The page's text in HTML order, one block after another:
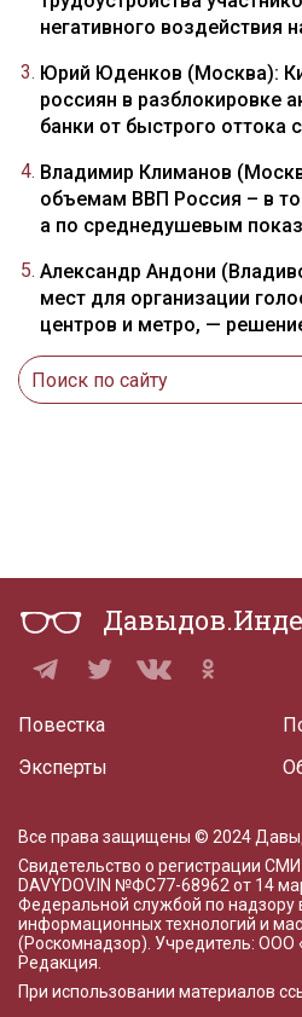
негативного воздействия
Юрий Юденков (Москва):
россиян в разблокировке
банки от быстрого оттока
Владимир Климанов
объемам ВВП Россия – в
а по среднедушевым
Александр Андони
мест для организации
центров и метро, —
Повестка
Эксперты
Все права защищены © 2024
Свидетельство о регистрации
DAVYDOV.IN №ФС77-68962 от 14
Федеральной службой по надзору
информационных технологий и
(Роскомнадзор). Учредитель: ООО
Редакция
При использовании материалов